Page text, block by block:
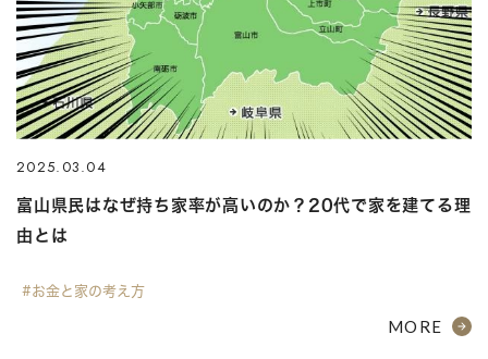
2025.03.04
富山県民はなぜ持ち家率が高いのか？20代で家を建てる理
由とは
#お金と家の考え方
MORE